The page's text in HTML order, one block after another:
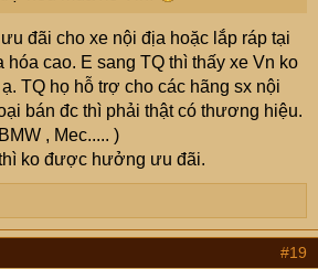
đãi cho xe nội địa hoặc lắp ráp tại
hóa cao. E sang TQ thì thấy xe Vn ko
TQ họ hỗ trợ cho các hãng sx nội
bán đc thì phải thật có thương hiệu.
, Mec..... )
ko được hưởng ưu đãi.
#19